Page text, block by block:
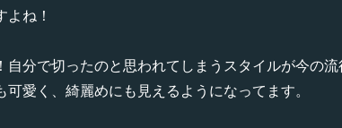
ね！
分で切ったのと思われてしまうスタイルが今の
愛く、綺麗めにも見えるようになってます。